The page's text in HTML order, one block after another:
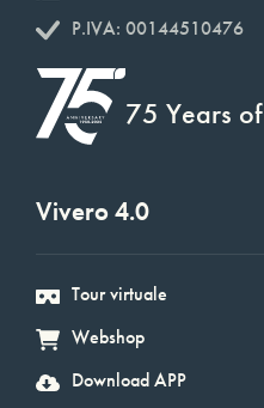
P.IVA: 00144510476
75 Years
Vivero 4.0
Tour virtuale
Webshop
Download APP